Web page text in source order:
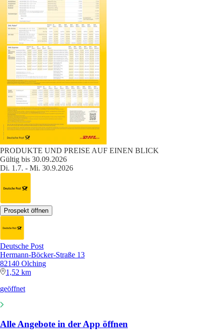
PRODUKTE UND PREISE AUF EINEN BLICK
Gültig bis 30.09.2026
Di. 1.7. - Mi. 30.9.2026
Prospekt öffnen
Deutsche Post
Hermann-Böcker-Straße 13
82140 Olching
1,52 km
geöffnet
Alle Angebote in der App öffnen